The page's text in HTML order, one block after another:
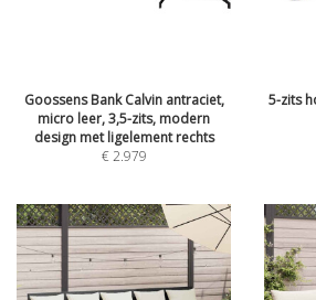
Goossens Bank Calvin antraciet,
micro leer, 3,5-zits, modern
design met ligelement rechts
€2.979
5-zits